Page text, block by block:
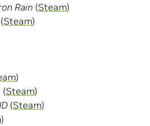
Rain (Steam)
(Steam)
)
(Steam)
(Steam)
)